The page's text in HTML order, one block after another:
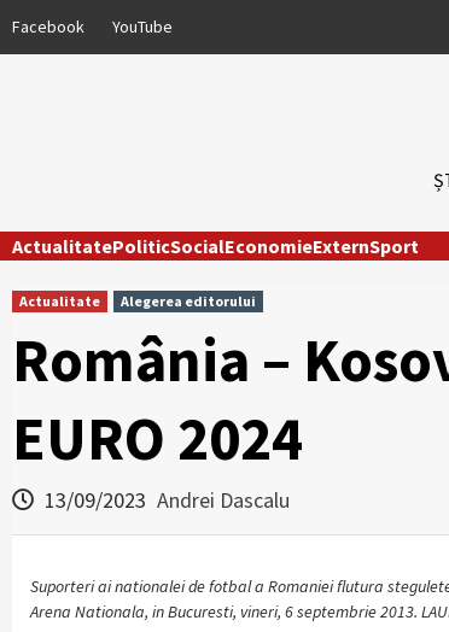
Facebook YouTube
ActualitatePoliticSocialEconomieExternSport
Actualitate Alegerea editorului
România –
EURO 2024
13/09/2023 Andrei Dascalu
Suporteri ai nationalei de fotbal a Romaniei flutura
Arena Nationala, in Bucuresti, vineri, 6 septembrie 2013.